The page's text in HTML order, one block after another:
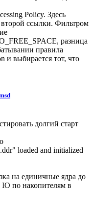
Policy. Здесь
второй ссылки. Фильтром
разница
правила
и выбирается тот, что
долгий старт
loaded and initialized
на единичные ядра до
по накопителям в